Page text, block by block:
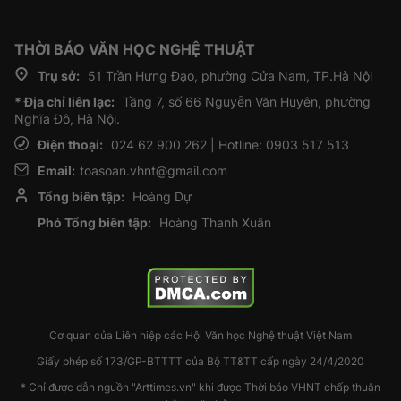
THỜI BÁO VĂN HỌC NGHỆ THUẬT
Trụ sở:
51 Trần Hưng Đạo, phường Cửa Nam, TP.Hà Nội
* Địa chỉ liên lạc: Tầng 7, số 66 Nguyễn Văn Huyên, phường
Nghĩa Đô, Hà Nội.
Điện thoại:
024 62 900 262 | Hotline: 0903 517 513
Email: toasoan.vhnt@gmail.com
Tổng biên tập:
Hoàng Dự
Phó Tổng biên tập:
Hoàng Thanh Xuân
Cơ quan của Liên hiệp các Hội Văn học Nghệ thuật Việt Nam
Giấy phép số 173/GP-BTTTT của Bộ TT&TT cấp ngày 24/4/2020
* Chỉ được dẫn nguồn "Arttimes.vn" khi được Thời báo VHNT chấp thuận